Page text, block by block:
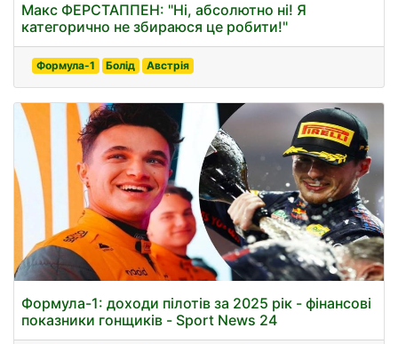
Макс ФЕРСТАППЕН: "Ні, абсолютно ні! Я
категорично не збираюся це робити!"
Формула-1 Болід Австрія
Формула-1: доходи пілотів за 2025 рік - фінансові
показники гонщиків - Sport News 24